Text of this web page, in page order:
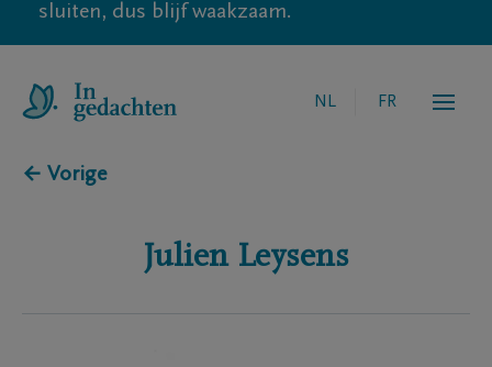
sluiten, dus blijf waakzaam.
NL FR
← Vorige
Julien Leysens